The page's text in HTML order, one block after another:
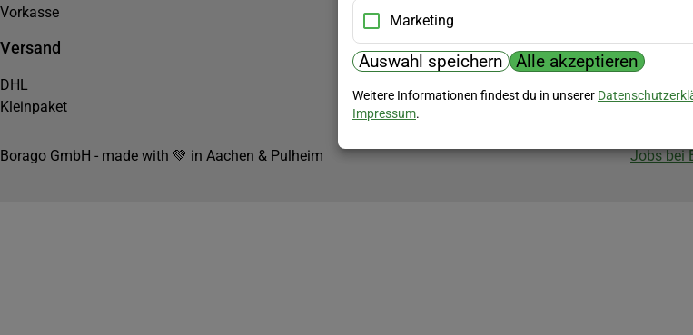
Vorkasse
Versand
DHL
Kleinpaket
Borago GmbH - made with 💚 in Aachen & Pulheim Jobs bei
Marketing
Auswahl speichern Alle akzeptieren
Weitere Informationen findest du in unserer
Impressum.